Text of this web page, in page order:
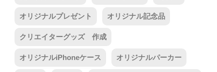
オリジナルプレゼント オリジナル記念品
クリエイターグッズ 作成
オリジナルiPhoneケース オリジナルパーカー